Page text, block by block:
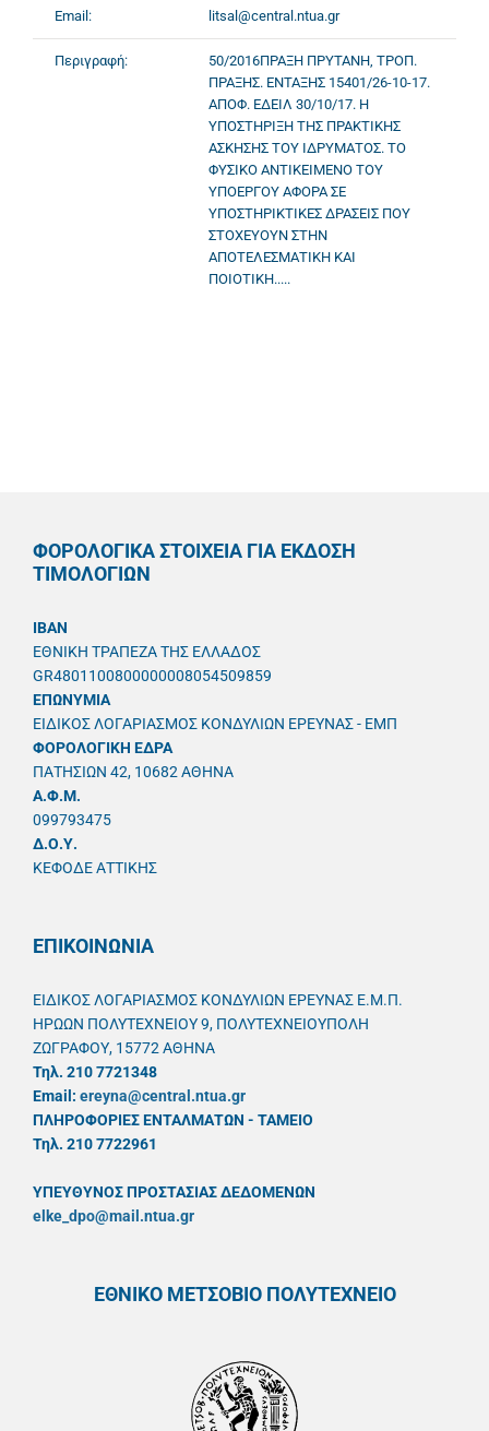
Email: litsal@central.ntua.gr
Περιγραφή:
50/2016ΠΡΑΞΗ ΠΡΥΤΑΝΗ, ΤΡΟΠ.
ΠΡΑΞΗΣ. ΕΝΤΑΞΗΣ 15401/26-10-17.
AΠΟΦ. ΕΔΕΙΛ 30/10/17. Η
ΥΠΟΣΤΗΡΙΞΗ ΤΗΣ ΠΡΑΚΤΙΚΗΣ
ΑΣΚΗΣΗΣ ΤΟΥ ΙΔΡΥΜΑΤΟΣ. ΤΟ
ΦΥΣΙΚΟ ΑΝΤΙΚΕΙΜΕΝΟ ΤΟΥ
ΥΠΟΕΡΓΟΥ ΑΦΟΡΑ ΣΕ
ΥΠΟΣΤΗΡΙΚΤΙΚΕΣ ΔΡΑΣΕΙΣ ΠΟΥ
ΣΤΟΧΕΥΟΥΝ ΣΤΗΝ
ΑΠΟΤΕΛΕΣΜΑΤΙΚΗ ΚΑΙ
ΠΟΙΟΤΙΚΗ.....
ΦΟΡΟΛΟΓΙΚΑ ΣΤΟΙΧΕΙΑ ΓΙΑ ΕΚΔΟΣΗ
ΤΙΜΟΛΟΓΙΩΝ
IBAN
ΕΘΝΙΚΗ ΤΡΑΠΕΖΑ ΤΗΣ ΕΛΛΑΔΟΣ
GR4801100800000008054509859
ΕΠΩΝΥΜΙΑ
ΕΙΔΙΚΟΣ ΛΟΓΑΡΙΑΣΜΟΣ ΚΟΝΔΥΛΙΩΝ ΕΡΕΥΝΑΣ - ΕΜΠ
ΦΟΡΟΛΟΓΙΚΗ ΕΔΡΑ
ΠΑΤΗΣΙΩΝ 42, 10682 ΑΘΗΝΑ
A.Φ.Μ.
099793475
Δ.Ο.Υ.
ΚΕΦΟΔΕ ΑΤΤΙΚΗΣ
ΕΠΙΚΟΙΝΩΝΙΑ
ΕΙΔΙΚΟΣ ΛΟΓΑΡΙΑΣΜΟΣ ΚΟΝΔΥΛΙΩΝ ΕΡΕΥΝΑΣ Ε.Μ.Π.
ΗΡΩΩΝ ΠΟΛΥΤΕΧΝΕΙΟΥ 9, ΠΟΛΥΤΕΧΝΕΙΟΥΠΟΛΗ
ΖΩΓΡΑΦΟΥ, 15772 ΑΘΗΝΑ
Τηλ. 210 7721348
Email: ereyna@central.ntua.gr
ΠΛΗΡΟΦΟΡΙΕΣ ΕΝΤΑΛΜΑΤΩΝ - ΤΑΜΕΙΟ
Τηλ. 210 7722961
ΥΠΕΥΘYΝΟΣ ΠΡΟΣΤΑΣΙΑΣ ΔΕΔΟΜΕΝΩΝ
elke_dpo@mail.ntua.gr
ΕΘΝΙΚΟ ΜΕΤΣΟΒΙΟ ΠΟΛΥΤΕΧΝΕΙΟ